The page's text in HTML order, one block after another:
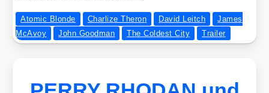
Atomic Blonde Charlize Theron David Leitch
Ja­mes
McA­voy
John Goodman The Coldest City Trailer